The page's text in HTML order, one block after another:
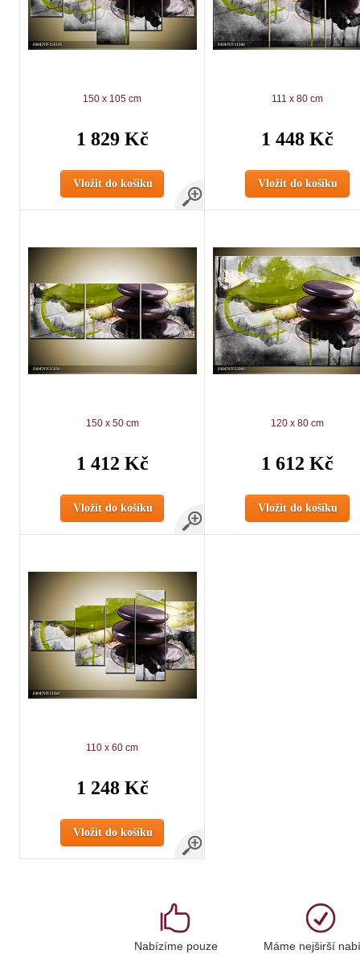
150 x 105 cm
1 829 Kč
Vložit do košíku
111 x 80 cm
1 448 Kč
Vložit do košíku
150 x 50 cm
1 412 Kč
Vložit do košíku
120 x 80 cm
1 612 Kč
Vložit do košíku
110 x 60 cm
1 248 Kč
Vložit do košíku
Nabízíme pouze Máme nejširší